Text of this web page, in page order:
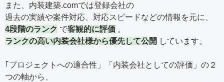
また、内装建築.comでは登録会社の
過去の実績や案件対応、対応スピードなどの情報を元に、
4段階のランク で客観的に評価 。
ランクの高い内装会社様から優先して公開 しています。
｢プロジェクトへの適合性」「内装会社としての評価」の２
つの軸から、